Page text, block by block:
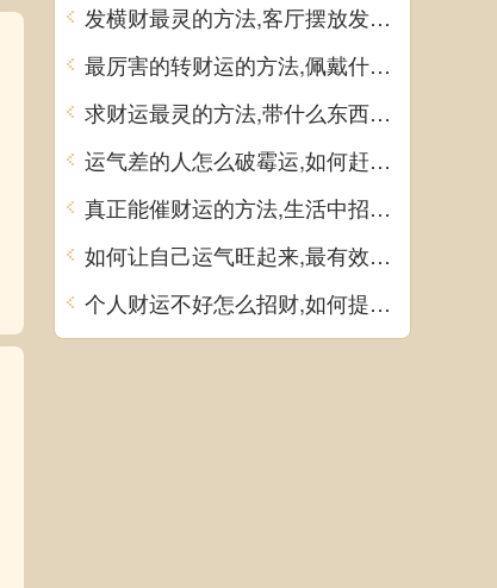
发横财最灵的方法,客厅摆放发财树易招来横财
最厉害的转财运的方法,佩戴什么饰品可提升运气
求财运最灵的方法,带什么东西可以增加财运
运气差的人怎么破霉运,如何赶走霉运
真正能催财运的方法,生活中招财方法有哪些
如何让自己运气旺起来,最有效的转运方法
个人财运不好怎么招财,如何提升财运